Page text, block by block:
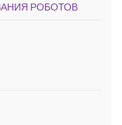
РОБОТОВ